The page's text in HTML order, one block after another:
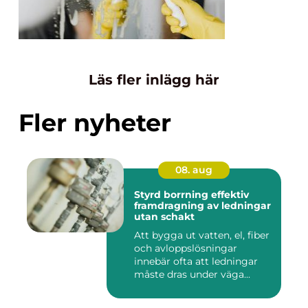
Läs fler inlägg här
Fler nyheter
08. aug
Styrd borrning effektiv
framdragning av ledningar
utan schakt
Att bygga ut vatten, el, fiber
och avloppslösningar
innebär ofta att ledningar
måste dras under väga...